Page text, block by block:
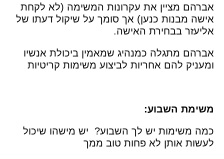
אברהם מציין את עקרונות המשימה (לא לקחת
אישה מבנות כנען) אך סומך על שיקול דעתו של
אליעזר בבחירת האישה.
אברהם מתגלה כמנהיג שמאמין ביכולת אנשיו
ומעניק להם אחריות לביצוע משימות קריטיות
משימת השבוע:
כמה משימות יש לך השבוע? יש מישהו שיכול
לעשות אותן לא פחות טוב ממך